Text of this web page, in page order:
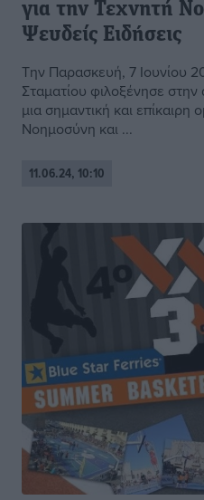
για την Τεχνητή
Ψευδείς Ειδήσεις
Την Παρασκευή, 7 Ιουνίου
Σταματίου φιλοξένησε
μια σημαντική και επίκαιρη
Νοημοσύνη και ...
11.06.24, 10:10